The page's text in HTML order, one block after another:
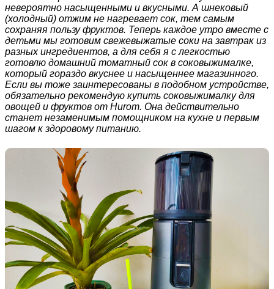
невероятно насыщенными и вкусными. А шнековый
(холодный) отжим не нагревает сок, тем самым
сохраняя пользу фруктов. Теперь каждое утро вместе с
детьми мы готовим свежевыжатые соки на завтрак из
разных ингредиентов, а для себя я с легкостью
готовлю домашний томатный сок в соковыжималке,
который гораздо вкуснее и насыщеннее магазинного.
Если вы тоже заинтересованы в подобном устройстве,
обязательно рекомендую купить соковыжималку для
овощей и фруктов от Hurom. Она действительно
станет незаменимым помощником на кухне и первым
шагом к здоровому питанию.